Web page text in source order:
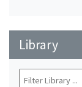
Library